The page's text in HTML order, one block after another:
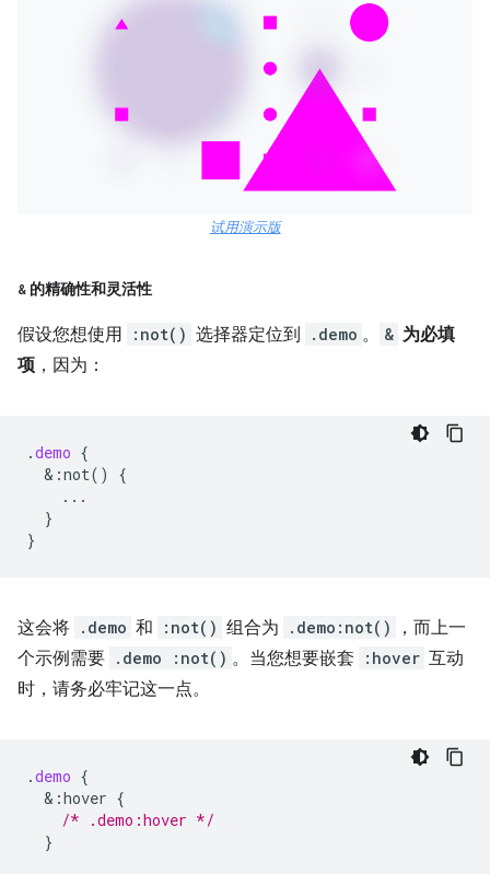
试用演示版
& 的精确性和灵活性
假设您想使用 :not() 选择器定位到 .demo 。 & 为必填
项 ，因为：
.demo {
& :not()
{
...
}
}
这会将 .demo 和 :not() 组合为 .demo:not()
，而上一
个示例需要 .demo :not() 。当您想要嵌套 :hover 互动
时，请务必牢记这一点。
.demo {
& :hover {
/* .demo:hover */
}